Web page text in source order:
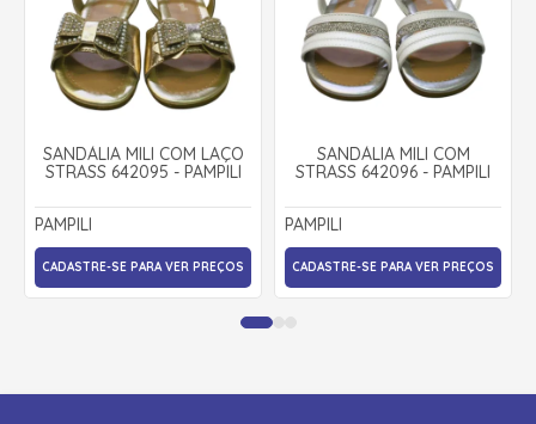
SANDÁLIA MILI COM LAÇO
STRASS 642095 - PAMPILI
PAMPILI
CADASTRE-SE PARA VER PREÇOS
SANDÁLIA MILI COM
STRASS 642096 - PAMPILI
PAMPILI
CADASTRE-SE PARA VER PREÇOS